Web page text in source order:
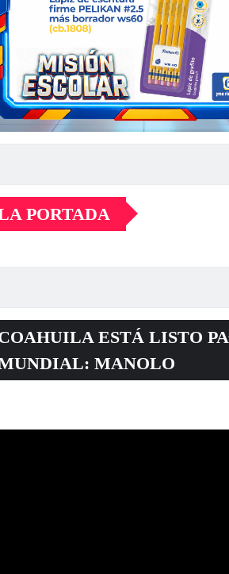
PORTADA
ESTÁ LISTO
MANOLO